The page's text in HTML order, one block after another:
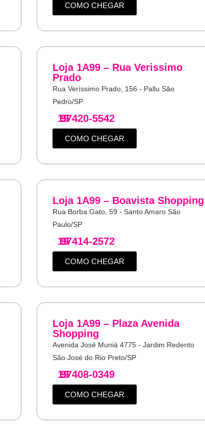
COMO CHEGAR
Loja 1A99 – Rua Verissimo
Prado
Rua Veríssimo Prado, 156 - Pallu São
Pedro/SP
19
97420-5542
COMO CHEGAR
Loja 1A99 – Boavista Shopping
Rua Borba Gato, 59 - Santo Amaro São
Paulo/SP
19
97414-2572
COMO CHEGAR
Loja 1A99 – Plaza Avenida
Shopping
Avenida José Muniá 4775 - Jardim Redento
São José do Rio Preto/SP
19
97408-0349
COMO CHEGAR